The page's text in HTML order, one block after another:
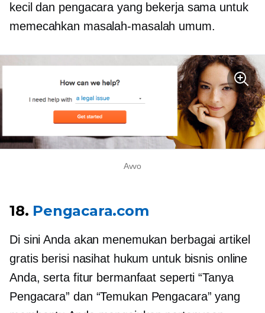
kecil dan pengacara yang bekerja sama untuk
memecahkan masalah-masalah umum.
Avvo
18. Pengacara.com
Di sini Anda akan menemukan berbagai artikel
gratis berisi nasihat hukum untuk bisnis online
Anda, serta fitur bermanfaat seperti “Tanya
Pengacara” dan “Temukan Pengacara” yang